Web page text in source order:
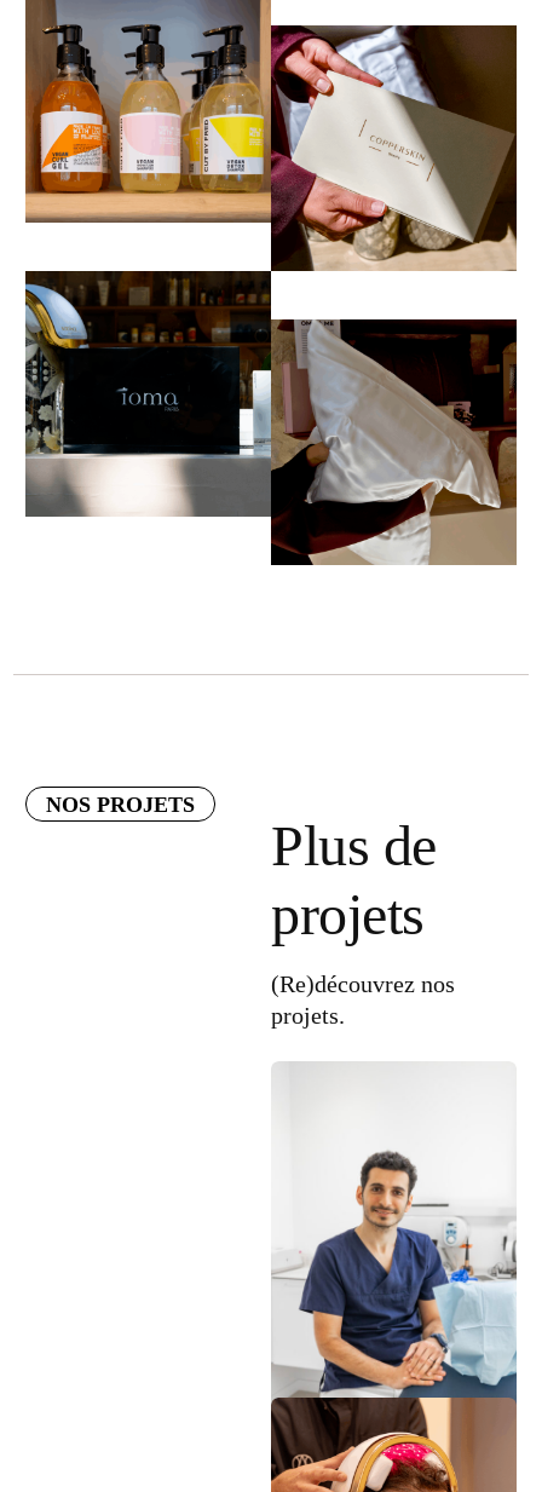
NOS PROJETS
Plus de
projets
(Re)découvrez nos
projets.
DOC DAV